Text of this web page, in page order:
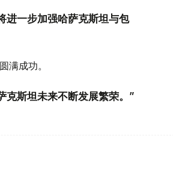
进一步加强哈萨克斯坦与包
满成功。
克斯坦未来不断发展繁荣。”